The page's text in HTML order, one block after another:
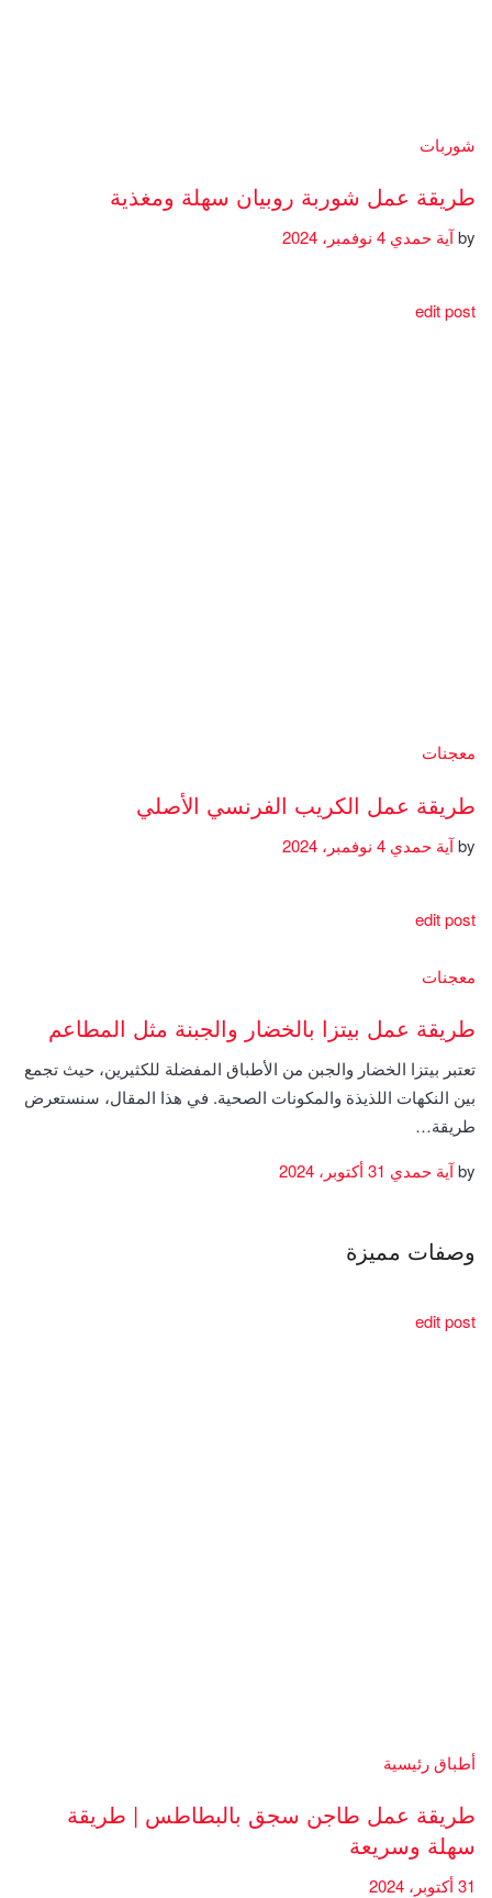
شوربات
طريقة عمل شوربة روبيان سهلة ومغذية
byآية حمدي
edit post
معجنات
طريقة عمل الكريب الفرنسي الأصلي
byآية حمدي
edit post
معجنات
طريقة عمل بيتزا بالخضار والجبنة مثل المطاعم
تعتبر بيتزا الخضار والجبن من الأطباق المفضلة للكثيرين، حيث تجمع
بين النكهات اللذيذة والمكونات الصحية. في هذا المقال، سنستعرض
طريقة…
byآية حمدي
وصفات مميزة
edit post
أطباق رئيسية
طريقة عمل طاجن سجق بالبطاطس | طريقة
سهلة وسريعة
31 أكتوبر، 2024